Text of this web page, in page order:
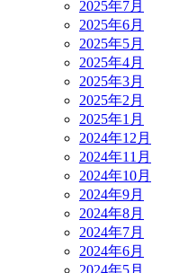
2025年7月
2025年6月
2025年5月
2025年4月
2025年3月
2025年2月
2025年1月
2024年12月
2024年11月
2024年10月
2024年9月
2024年8月
2024年7月
2024年6月